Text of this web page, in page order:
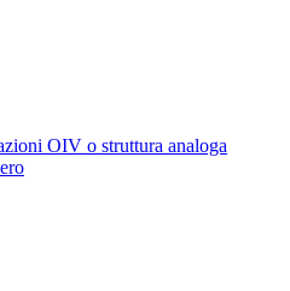
OIV o struttura analoga